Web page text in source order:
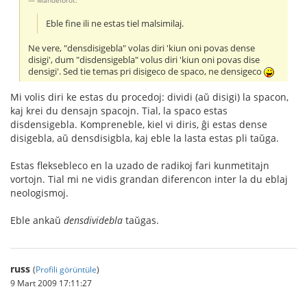
Eble fine ili ne estas tiel malsimilaj.
Ne vere, "densdisigebla" volas diri 'kiun oni povas dense
disigi', dum "disdensigebla" volus diri 'kiun oni povas dise
densigi'. Sed tie temas pri disigeco de spaco, ne densigeco
Mi volis diri ke estas du procedoj: dividi (aŭ disigi) la spacon,
kaj krei du densajn spacojn. Tial, la spaco estas
disdensigebla. Kompreneble, kiel vi diris, ĝi estas dense
disigebla, aŭ densdisigbla, kaj eble la lasta estas pli taŭga.
Estas fleksebleco en la uzado de radikoj fari kunmetitajn
vortojn. Tial mi ne vidis grandan diferencon inter la du eblaj
neologismoj.
Eble ankaŭ densdividebla taŭgas.
russ (Profili görüntüle)
9 Mart 2009 17:11:27